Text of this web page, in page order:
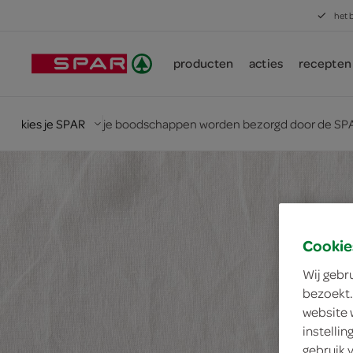
het
producten acties recepten
kies je SPAR je boodschappen worden bezorgd door de
Wij
website
gebruik